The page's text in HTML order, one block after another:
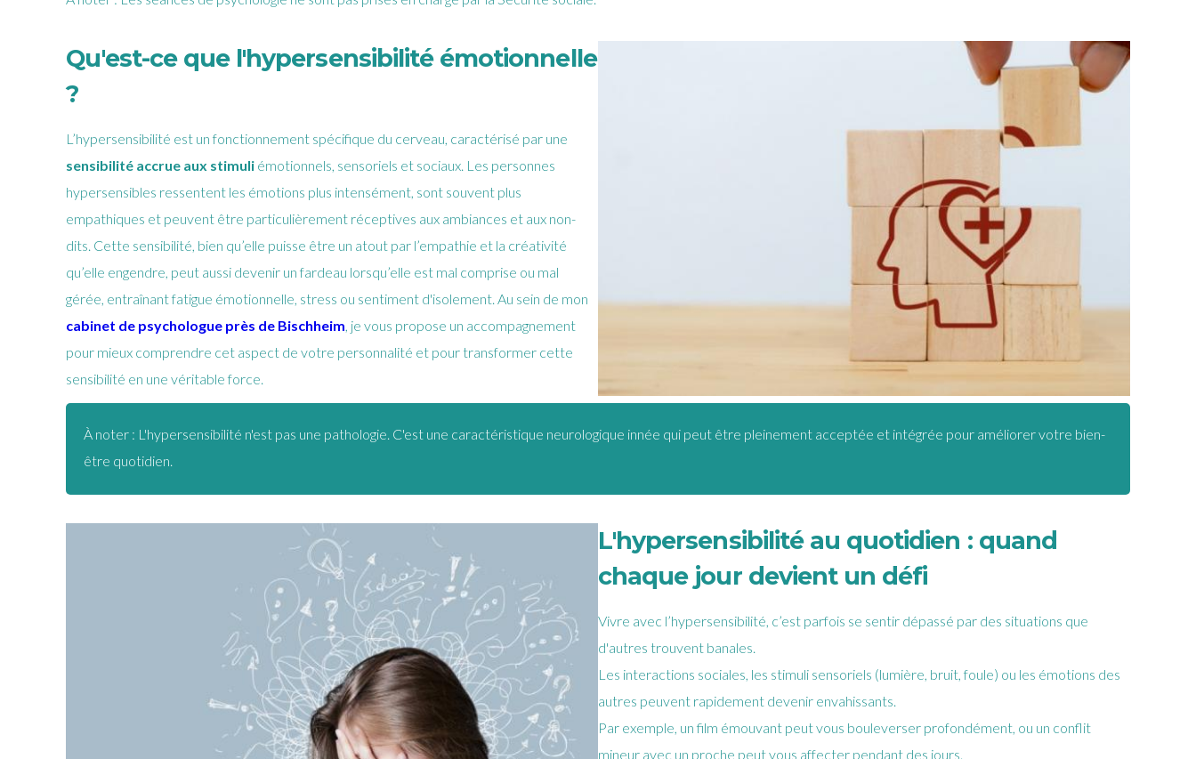
Qu'est-ce que l'hypersensibilité émotionnelle
?
L’hypersensibilité est un fonctionnement spécifique du cerveau, caractérisé par une
sensibilité accrue aux stimuli émotionnels, sensoriels et sociaux. Les personnes
hypersensibles ressentent les émotions plus intensément, sont souvent plus
empathiques et peuvent être particulièrement réceptives aux ambiances et aux non-
dits. Cette sensibilité, bien qu’elle puisse être un atout par l’empathie et la créativité
qu’elle engendre, peut aussi devenir un fardeau lorsqu’elle est mal comprise ou mal
gérée, entraînant fatigue émotionnelle, stress ou sentiment d'isolement. Au sein de mon
cabinet de psychologue près de Bischheim, je vous propose un accompagnement
pour mieux comprendre cet aspect de votre personnalité et pour transformer cette
sensibilité en une véritable force.
À noter : L'hypersensibilité n'est pas une pathologie. C'est une caractéristique neurologique innée qui peut être pleinement acceptée et intégrée pour améliorer votre bien-
être quotidien.
L'hypersensibilité au quotidien : quand
chaque jour devient un défi
Vivre avec l’hypersensibilité, c’est parfois se sentir dépassé par des situations que
d'autres trouvent banales.
Les interactions sociales, les stimuli sensoriels (lumière, bruit, foule) ou les émotions des
autres peuvent rapidement devenir envahissants.
Par exemple, un film émouvant peut vous bouleverser profondément, ou un conflit
mineur avec un proche peut vous affecter pendant des jours.